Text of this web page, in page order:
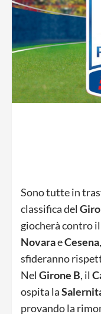
Sono tutte in
classifica del
giocherà contro il
NovaraeCesena
sfideranno
Nel Girone B, il
ospita la
provando la